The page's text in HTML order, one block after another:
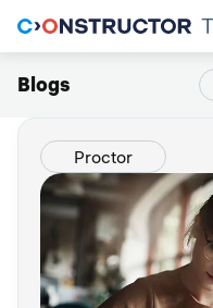
Blogs
Proctor